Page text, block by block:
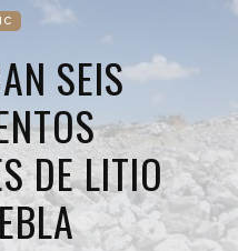
SEIS
DE LITIO